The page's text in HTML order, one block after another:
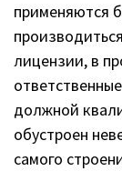
применяются
лицензии, в
должной
обустроен
самого